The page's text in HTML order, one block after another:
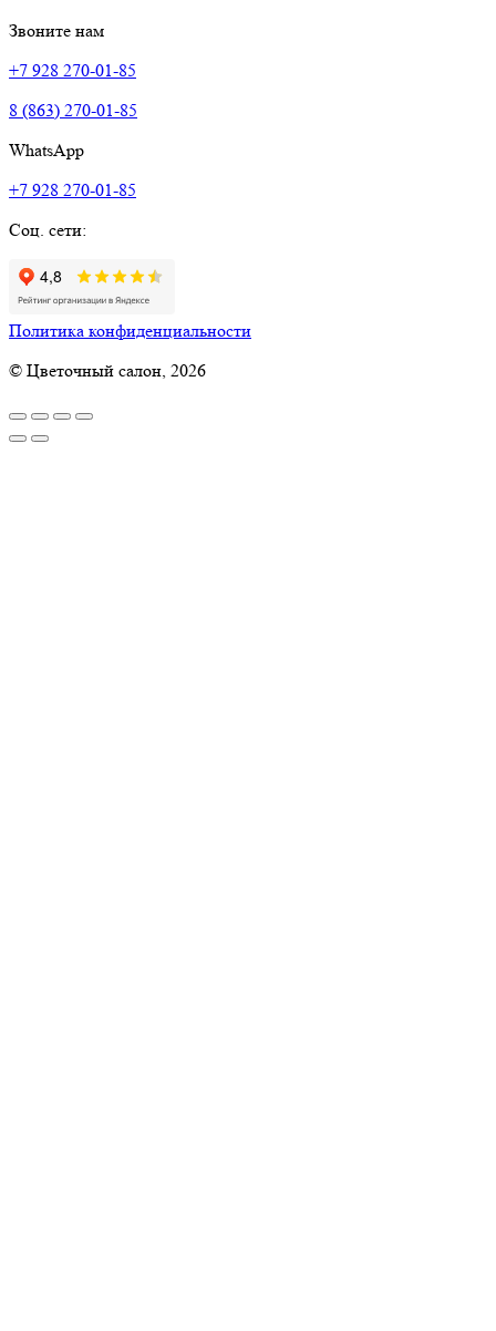
Звоните нам
+7 928 270-01-85
8 (863) 270-01-85
WhatsApp
+7 928 270-01-85
Соц. сети:
Политика конфиденциальности
© Цветочный салон, 2026